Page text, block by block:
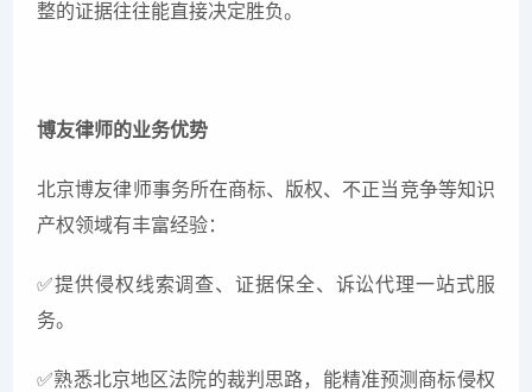
整的证据往往能直接决定胜负。
博友律师的业务优势
北京博友律师事务所在商标、版权、不正当竞争等知识
产权领域有丰富经验：
✅提供侵权线索调查、证据保全、诉讼代理一站式服
务。
✅熟悉北京地区法院的裁判思路，能精准预测商标侵权